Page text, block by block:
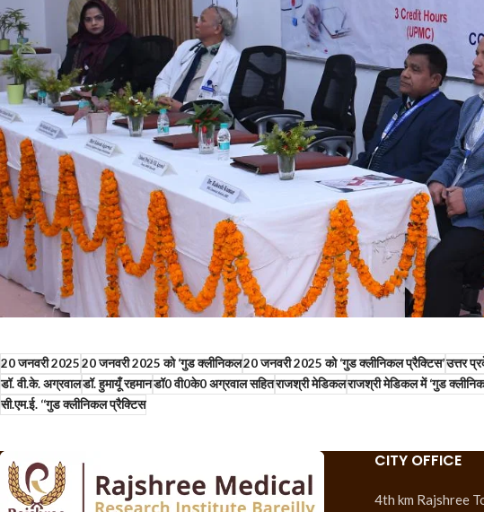
20 जनवरी 202520 जनवरी 2025 को ‘गुड क्लीनिकल20 जनवरी 2025 को ‘गुड क्लीनिकल प्रैक्टिस’उत्तर
डॉ. वी.के. अग्रवालडॉ. हुमायूँ रहमानडॉ0 वी0के0 अग्रवाल सहितराजश्री मेडिकलराजश्री मेडिकल में ‘गुड
सी.एम.ई. ‘‘गुड क्लीनिकल प्रैक्टिस
CITY OFFICE
4th km Rajshree